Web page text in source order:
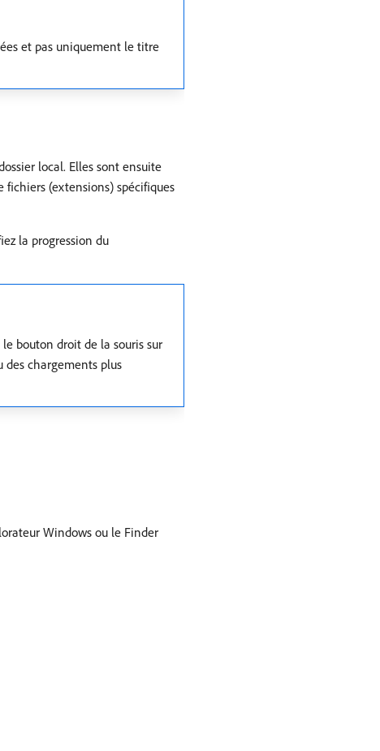
et pas uniquement le titre
local. Elles sont ensuite
fichiers (extensions) spécifiques
la progression du
bouton droit de la souris sur
des chargements plus
Windows ou le Finder